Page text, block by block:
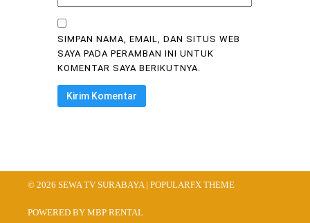
SIMPAN NAMA, EMAIL, DAN SITUS WEB
SAYA PADA PERAMBAN INI UNTUK
KOMENTAR SAYA BERIKUTNYA.
© 2026 SEWA TV SURABAYA | POPULARFX THEME
POWERED BY MBP RENTAL